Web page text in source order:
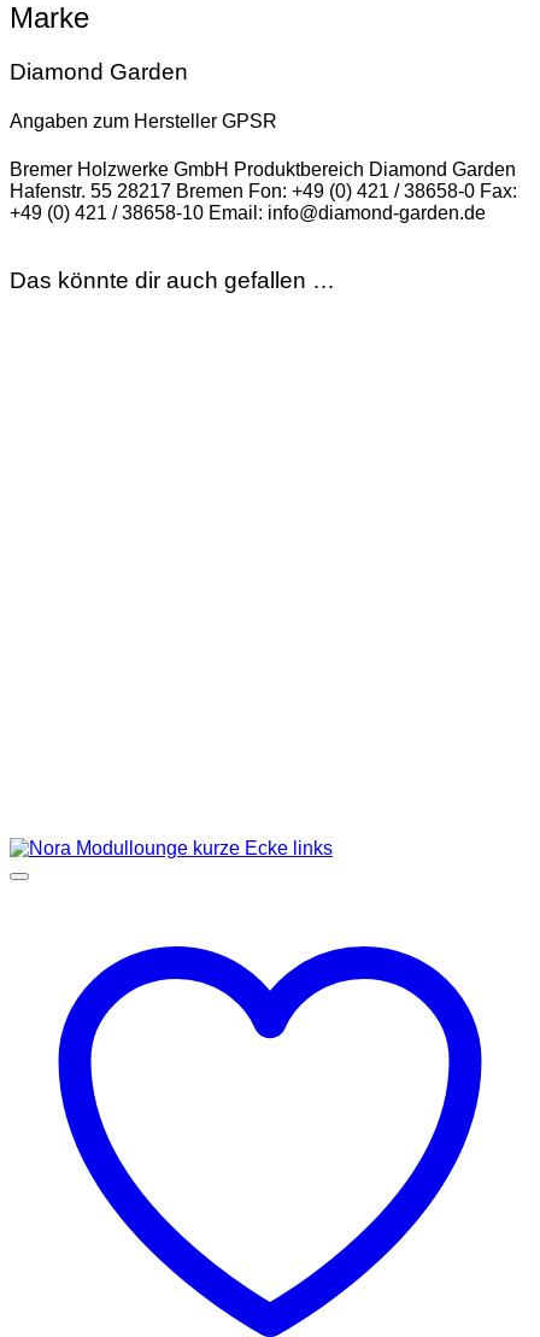
Marke
Diamond Garden
Angaben zum Hersteller GPSR
Bremer Holzwerke GmbH Produktbereich Diamond Garden
Hafenstr. 55 28217 Bremen Fon: +49 (0) 421 / 38658-0 Fax:
+49 (0) 421 / 38658-10 Email: info@diamond-garden.de
Das könnte dir auch gefallen …